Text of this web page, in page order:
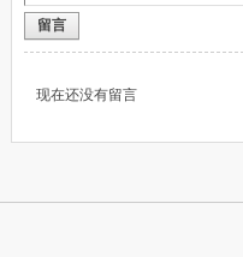
留言
现在还没有留言